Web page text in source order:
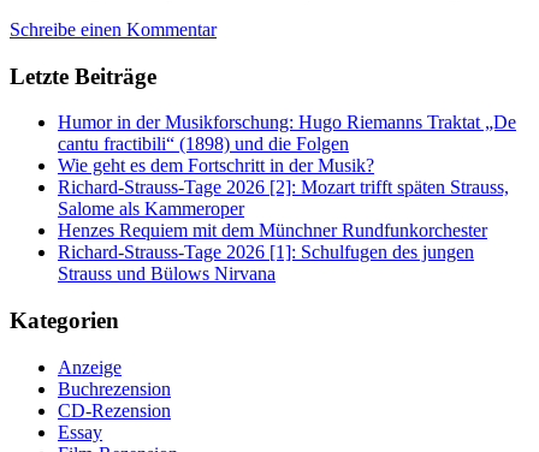
Schreibe einen Kommentar
Letzte Beiträge
Humor in der Musikforschung: Hugo Riemanns Traktat „De
cantu fractibili“ (1898) und die Folgen
Wie geht es dem Fortschritt in der Musik?
Richard-Strauss-Tage 2026 [2]: Mozart trifft späten Strauss,
Salome als Kammeroper
Henzes Requiem mit dem Münchner Rundfunkorchester
Richard-Strauss-Tage 2026 [1]: Schulfugen des jungen
Strauss und Bülows Nirvana
Kategorien
Anzeige
Buchrezension
CD-Rezension
Essay